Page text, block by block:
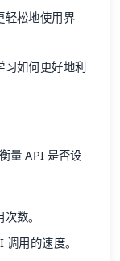
轻松地使用界
习如何更好地利
量 API 是否设
数。
用的速度。